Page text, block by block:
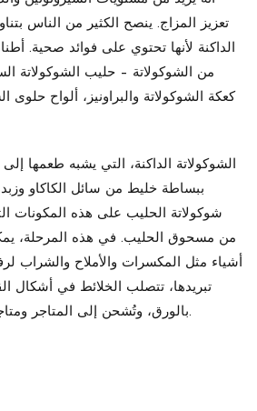
تعزيز المزاج. ينصح الكثير من الناس
الداكنة لأنها تحتوي على فوائد صحية.
من الشوكولاتة – حليب الشوكولاتة
كعكة الشوكولاتة والبراونيز، ألواح حلوى
الشوكولاتة الداكنة، التي يشبه طعمها
ببساطة خليط من سائل الكاكاو
شوكولاتة الحليب على هذه المكونات
من مسحوق الحليب. في هذه المرحلة،
أشياء مثل المكسرات والأملاح والشراب
تبريدها، تتصلب الخلائط في أشكال
بالورق، وتُشحن إلى المتاجر ومتاجر الحلوى المفضلة لدينا.